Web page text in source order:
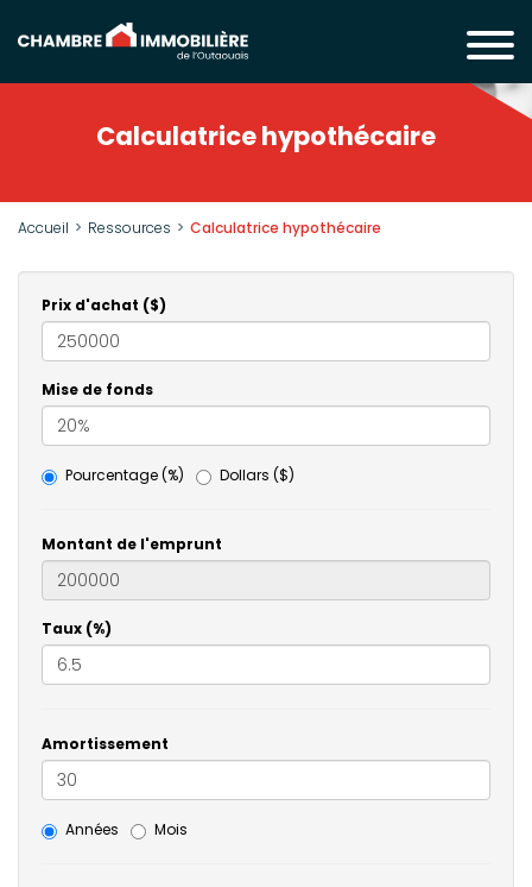
Calculatrice hypothécaire
Accueil Ressources Calculatrice hypothécaire
Prix d'achat ($)
Mise de fonds
Pourcentage (%) Dollars ($)
Montant de l'emprunt
Taux (%)
Amortissement
Années Mois